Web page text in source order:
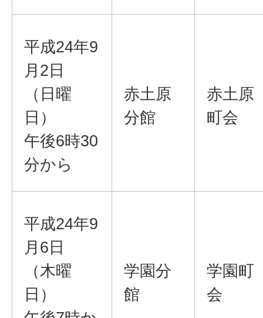
平成24年9
月2日
（日曜
日）
午後6時30
分から
赤土原
分館
赤土原
町会
平成24年9
月6日
（木曜
日）
学園分
館
学園町
会